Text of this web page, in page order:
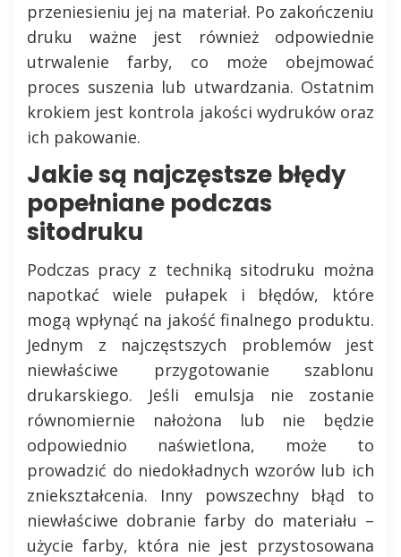
przeniesieniu jej na materiał. Po zakończeniu
druku ważne jest również odpowiednie
utrwalenie farby, co może obejmować
proces suszenia lub utwardzania. Ostatnim
krokiem jest kontrola jakości wydruków oraz
ich pakowanie.
Jakie są najczęstsze błędy
popełniane podczas
sitodruku
Podczas pracy z techniką sitodruku można
napotkać wiele pułapek i błędów, które
mogą wpłynąć na jakość finalnego produktu.
Jednym z najczęstszych problemów jest
niewłaściwe przygotowanie szablonu
drukarskiego. Jeśli emulsja nie zostanie
równomiernie nałożona lub nie będzie
odpowiednio naświetlona, może to
prowadzić do niedokładnych wzorów lub ich
zniekształcenia. Inny powszechny błąd to
niewłaściwe dobranie farby do materiału –
użycie farby, która nie jest przystosowana